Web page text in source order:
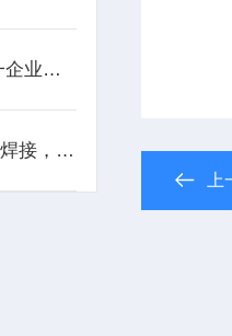
粉尘飞扬代价大！厦门一企业被罚
天价“粉尘费”？一次露天焊接，让北京一工地付出惨痛代价